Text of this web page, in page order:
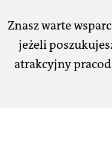
Znasz warte
jeżeli
atrakcyjny